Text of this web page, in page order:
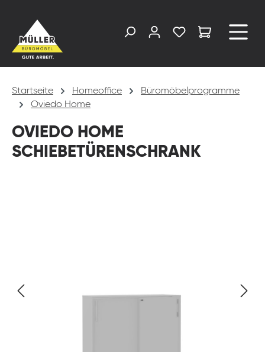
Startseite Homeoffice
Büromöbelprogramme
Oviedo Home
OVIEDO HOME
SCHIEBETÜRENSCHRANK